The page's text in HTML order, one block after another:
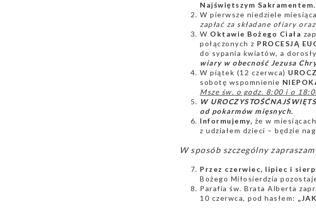
Najświętszym Sakramentem.
W pierwsze niedziele
zapłać za składane ofiary
W Oktawie Bożego Ciała
połączonych z PROCESJĄ
do sypania kwiatów, a
wiary w obecność Jezusa
W piątek (12 czerwca)
sobotę wspomnienie
Msze św. o godz. 8:00 i o
W UROCZYSTOŚĆ
od pokarmów mięsnych.
Informujemy, że w
z udziałem dzieci – będzie
W sposób szczególny
Przez czerwiec, lipiec i
Bożego Miłosierdzia
Parafia św. Brata Alberta
10 czerwca, pod hasłem: